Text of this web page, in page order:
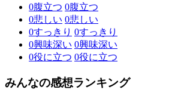
0腹立つ 0腹立つ
0悲しい 0悲しい
0すっきり 0すっきり
0興味深い 0興味深い
0役に立つ 0役に立つ
みんなの感想ランキング